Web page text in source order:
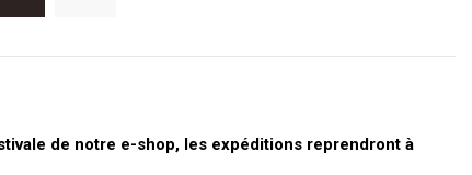
de notre e-shop, les expéditions reprendront à